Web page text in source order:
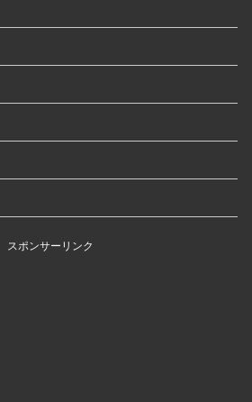
スポンサーリンク